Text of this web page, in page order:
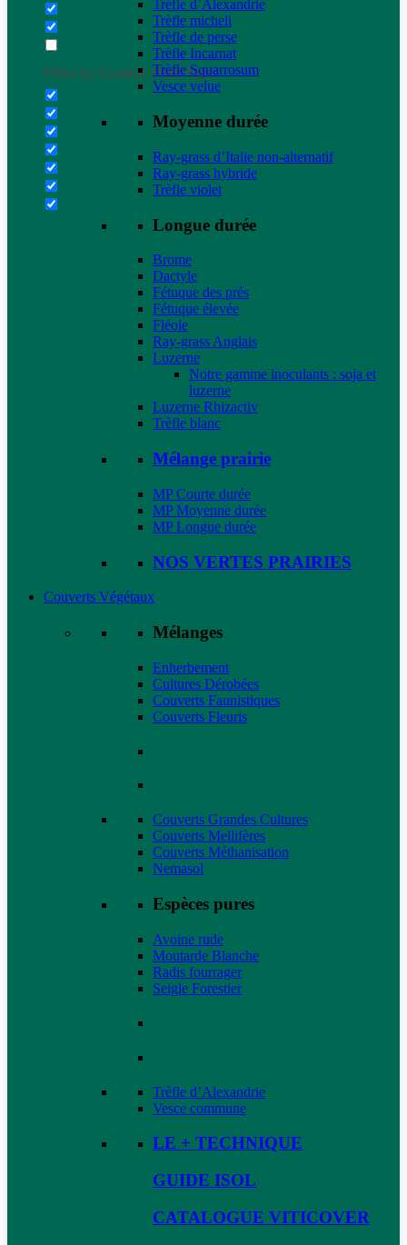
Filter by Custom Post Type
Trèfle d’Alexandrie
Trèfle micheli
Trèfle de perse
Trèfle Incarnat
Trèfle Squarrosum
Vesce velue
Moyenne durée
Ray-grass d’Italie non-alternatif
Ray-grass hybride
Trèfle violet
Longue durée
Brome
Dactyle
Fétuque des prés
Fétuque élevée
Fléole
Ray-grass Anglais
Luzerne
Notre gamme inoculants : soja et
luzerne
Luzerne Rhizactiv
Trèfle blanc
Mélange prairie
MP Courte durée
MP Moyenne durée
MP Longue durée
NOS VERTES PRAIRIES
Couverts Végétaux
Mélanges
Enherbement
Cultures Dérobées
Couverts Faunistiques
Couverts Fleuris
Couverts Grandes Cultures
Couverts Mellifères
Couverts Méthanisation
Nemasol
Espèces pures
Avoine rude
Moutarde Blanche
Radis fourrager
Seigle Forestier
Trèfle d’Alexandrie
Vesce commune
LE + TECHNIQUE
GUIDE ISOL
CATALOGUE VITICOVER